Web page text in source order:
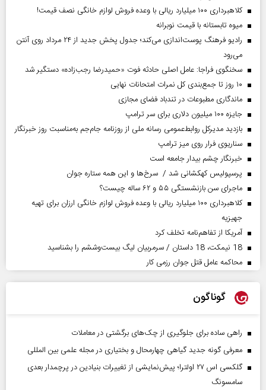
کلاهبرداری ۱۰۰ میلیارد ریالی با وعده فروش لوازم خانگی نصف قیمت!
میوه تابستانه با قیمت نوبرانه
رادیو فرهنگ پوست‌اندازی می‌کند؛ جدول پخش جدید از ۲۴ مرداد روی آنتن
می‌رود
سخنگوی فراجا: عامل اصلی حادثه فوت «حمیدرضا رجب‌زاده» دستگیر شد
۱۰ روز تا جمع‌بندی کل نمرات امتحانات نهایی
ماندگاری مطبوعات در تندباد فضای مجازی
جایزه ۱۰۰ میلیون دلاری برای سر ترامپ
بازدید مدیرکل روابط‌عمومی رسانه ملی از روزنامه جام‌جم به‌مناسبت روز خبرنگار
سناریوی فرار روی میز ترامپ
خبرنگار چشم بیدار جامعه است
پرسپولیس کهکشانی شد / سرخ‌ها و این همه ستاره جوان
ماجرای سن بازنشستگی ۵۵ و ۶۲ ساله چیست؟
کلاهبرداری ۱۰۰ میلیارد ریالی با وعده فروش لوازم خانگی ارزان برای تهیه
جهیزیه
آمریکا از تفاهم‌نامه تخلف کرد
18 نیمکت، 18 داستان / سرمربیان لیگ بیست‌وششم را بشناسید
محاکمه عامل قتل جوان رزمی کار
گوناگون
راهی ساده برای جلوگیری از چک‌های برگشتی در معاملات
معرفی گونه جدید گیاهی چهارمحال و بختیاری در مجله علمی بین المللی
گلکسی اس ۲۷ اولترا؛ پیش‌نمایشی از تغییرات بنیادین در پرچمدار بعدی
سامسونگ